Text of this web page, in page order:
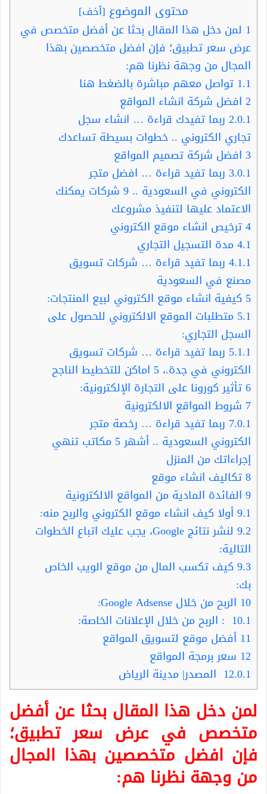
محتوى الموضوع [أخف]
1 لمن دخل هذا المقال بحثا عن أفضل متخصص في
عرض سعر تطبيق؛ فإن افضل متخصصين بهذا
المجال من وجهة نظرنا هم:
1.1 تواصل معهم مباشرة بالضغط هنا
2 افضل شركة انشاء المواقع
2.0.1 ربما تفيدك قراءة … انشاء سجل
تجاري الكتروني .. خطوات بسيطة تساعدك
3 افضل شركة تصميم المواقع
3.0.1 ربما تفيد قراءة … افضل متجر
الكتروني في السعودية .. 9 شركات يمكنك
الاعتماد عليها لتنفيذ مشروعك
4ترخيص انشاء موقع الكتروني
4.1مدة التسجيل التجاري
4.1.1 ربما تفيد قراءة … شركات تسويق
مصنع في السعودية
5 كيفية انشاء موقع الكتروني لبيع المنتجات:
5.1 متطلبات الموقع الالكتروني للحصول على
السجل التجاري:
5.1.1 ربما تفيد قراءة … شركات تسويق
الكتروني في جدة.، 5 اماكن للتخطيط الناجح
6تأثير كورونا على التجارة الإلكترونية:
7 شروط المواقع الالكترونية
7.0.1 ربما تفيد قراءة … رخصة متجر
الكتروني السعودية .. أشهر 5 مكاتب تنهي
إجراءاتك من المنزل
8تكاليف انشاء موقع
9 الفائدة المادية من المواقع الالكترونية
9.1أولا كيف انشاء موقع الكتروني والربح منه:
9.2
لنشر نتائج Google، يجب عليك اتباع الخطوات
التالية:
9.3 كيف تكسب المال من موقع الويب الخاص
بك:
10 الربح من خلال Google Adsense:
10.1 : الربح من خلال الإعلانات الخاصة:
11 أفضل موقع لتسويق المواقع
12 سعر برمجة المواقع
12.0.1 المصدر| مدينة الرياض
لمن دخل هذا المقال بحثا عن أفضل
متخصص في عرض سعر تطبيق؛
فإن افضل متخصصين بهذا المجال
من وجهة نظرنا هم: